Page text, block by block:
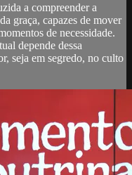
a compreender a
graça, capazes de mover
de necessidade.
depende dessa
seja em segredo, no culto